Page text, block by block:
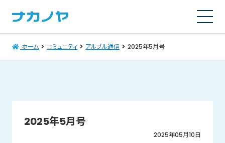
ホーム コミュニティ アルブル通信 2025年5月号
2025年5月号
2025年05月10日